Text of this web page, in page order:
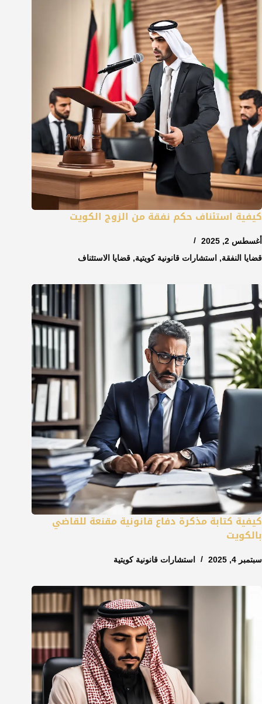
كيفية استئناف حكم نفقة من الزوج الكويت
أغسطس 2, 2025
قضايا النفقة, استشارات قانونية كويتية, قضايا الاستئناف
كيفية كتابة مذكرة دفاع قانونية مقنعة للقاضي
بالكويت
سبتمبر 4, 2025 استشارات قانونية كويتية